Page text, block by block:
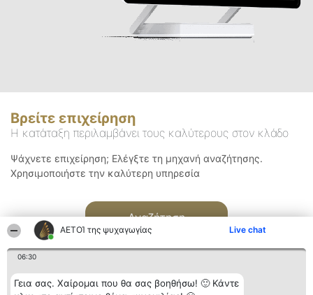
ΑΕΤΟΊ της ψυχαγωγίας Live chat
06:30
Γεια σας. Χαίρομαι που θα σας βοηθήσω! 🙂 Κάντε
Βρείτε επιχείρηση
Η κατάταξη περιλαμβάνει τους καλύτερους στον κλάδο
Ψάχνετε επιχείρηση; Ελέγξτε τη μηχανή αναζήτησης.
Χρησιμοποιήστε την καλύτερη υπηρεσία
Αναζήτηση